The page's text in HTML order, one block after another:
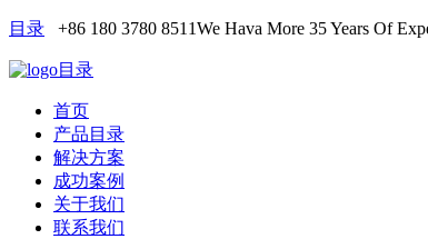
目录 +86 180 3780 8511We Hava More 35 Years Of
目录
首页
产品目录
解决方案
成功案例
关于我们
联系我们